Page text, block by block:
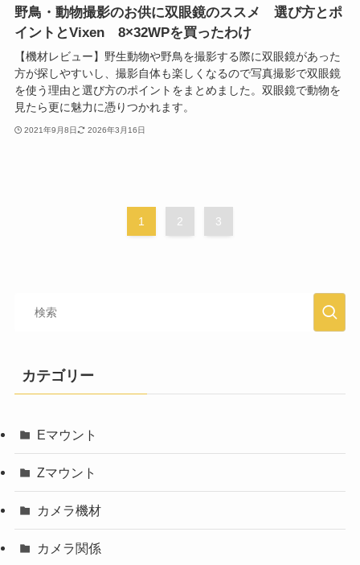
野鳥・動物撮影のお供に双眼鏡のススメ 選び方とポ
イントとVixen 8×32WPを買ったわけ
【機材レビュー】野生動物や野鳥を撮影する際に双眼鏡があった
方が探しやすいし、撮影自体も楽しくなるので写真撮影で双眼鏡
を使う理由と選び方のポイントをまとめました。双眼鏡で動物を
見たら更に魅力に憑りつかれます。
2021年9月8日 2026年3月16日
1 2 3
カテゴリー
Eマウント
Zマウント
カメラ機材
カメラ関係